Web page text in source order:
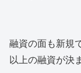
融資の面も新規
以上の融資が決